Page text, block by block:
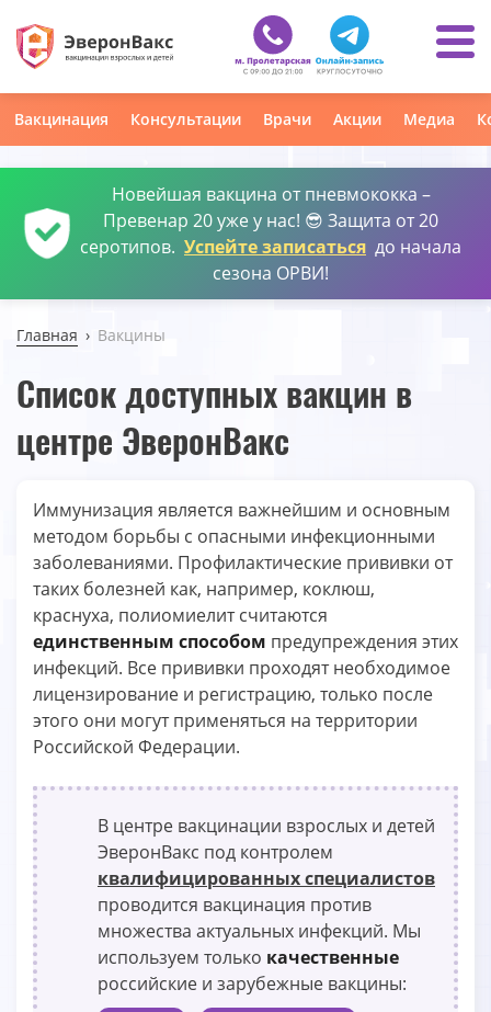
Вакцинация Консультации Врачи Акции Медиа
Новейшая вакцина от пневмококка –
Превенар 20 уже у нас! 😎 Защита от 20
серотипов. Успейте записаться до начала
сезона ОРВИ!
Главная Вакцины
Список доступных вакцин в
центре ЭверонВакс
Иммунизация является важнейшим и основным
методом борьбы с опасными инфекционными
заболеваниями. Профилактические прививки от
таких болезней как, например, коклюш,
краснуха, полиомиелит считаются
единственным способом предупреждения этих
инфекций. Все прививки проходят необходимое
лицензирование и регистрацию, только после
этого они могут применяться на территории
Российской Федерации.
В центре вакцинации взрослых и детей
ЭверонВакс под контролем
квалифицированных специалистов
проводится вакцинация против
множества актуальных инфекций. Мы
используем только качественные
российские и зарубежные вакцины: